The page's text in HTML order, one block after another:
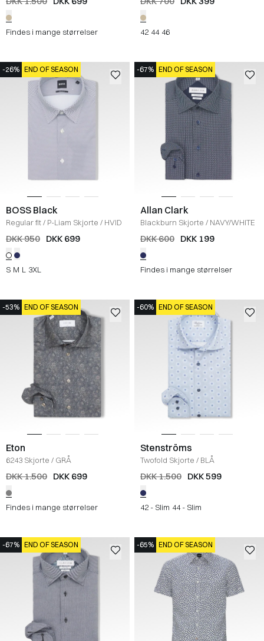
Findes i mange størrelser 42 44 46
-26% END OF SEASON
BOSS Black
Regular fit/ P-Liam Skjorte / HVID
DKK 950 DKK 699
S M L 3XL
-67% END OF SEASON
Allan Clark
Blackburn Skjorte / NAVY/WHITE
DKK 600 DKK 199
Findes i mange størrelser
-53% END OF SEASON
Eton
6243 Skjorte / GRÅ
DKK 1.500 DKK 699
Findes i mange størrelser
-60% END OF SEASON
Stenströms
Twofold Skjorte / BLÅ
DKK 1.500 DKK 599
42 - Slim 44 - Slim
-67% END OF SEASON -65% END OF SEASON